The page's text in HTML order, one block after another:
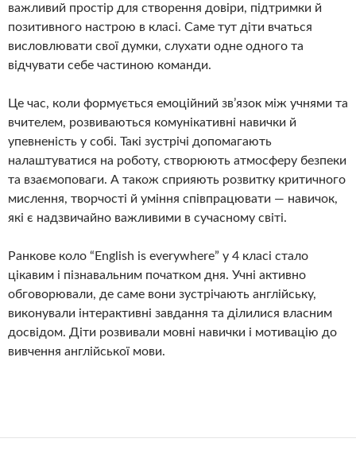
важливий простір для створення довіри, підтримки й
позитивного настрою в класі. Саме тут діти вчаться
висловлювати свої думки, слухати одне одного та
відчувати себе частиною команди.
Це час, коли формується емоційний зв’язок між учнями та
вчителем, розвиваються комунікативні навички й
упевненість у собі. Такі зустрічі допомагають
налаштуватися на роботу, створюють атмосферу безпеки
та взаємоповаги. А також сприяють розвитку критичного
мислення, творчості й уміння співпрацювати — навичок,
які є надзвичайно важливими в сучасному світі.
Ранкове коло “English is everywhere” у 4 класі стало
цікавим і пізнавальним початком дня. Учні активно
обговорювали, де саме вони зустрічають англійську,
виконували інтерактивні завдання та ділилися власним
досвідом. Діти розвивали мовні навички і мотивацію до
вивчення англійської мови.